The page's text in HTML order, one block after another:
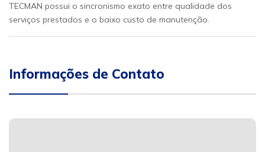
TECMAN possui o sincronismo exato entre qualidade dos
serviços prestados e o baixo custo de manutenção.
Informações de Contato